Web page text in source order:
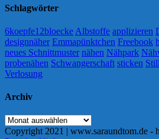
Schlagwörter
6koepfe12bloecke Albstoffe applizieren
designnäher Emmapünktchen Freebook
neues Schnittmuster nähen Nähpark
probenähen Schwangerschaft sticken
Verlosung
Archiv
Archiv
Copyright 2021 | www.saraundtom.de -